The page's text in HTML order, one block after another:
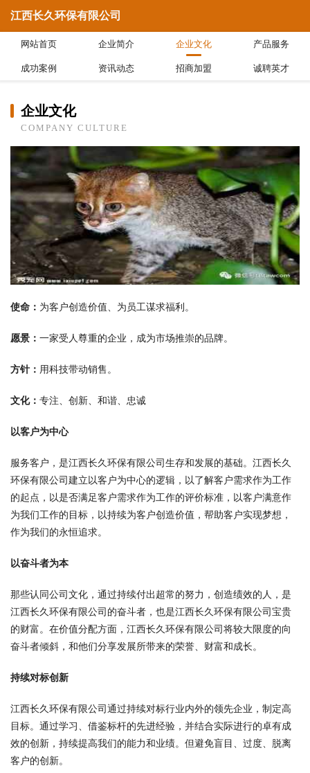
江西长久环保有限公司
网站首页 企业简介 企业文化 产品服务
成功案例 资讯动态 招商加盟 诚聘英才
企业文化
COMPANY CULTURE
使命： 为客户创造价值、为员工谋求福利。
愿景： 一家受人尊重的企业，成为市场推崇的品牌。
方针： 用科技带动销售。
文化： 专注、创新、和谐、忠诚
以客户为中心
服务客户，是江西长久环保有限公司生存和发展的基础。江西长久
环保有限公司建立以客户为中心的逻辑，以了解客户需求作为工作
的起点，以是否满足客户需求作为工作的评价标准，以客户满意作
为我们工作的目标，以持续为客户创造价值，帮助客户实现梦想，
作为我们的永恒追求。
以奋斗者为本
那些认同公司文化，通过持续付出超常的努力，创造绩效的人，是
江西长久环保有限公司的奋斗者，也是江西长久环保有限公司宝贵
的财富。在价值分配方面，江西长久环保有限公司将较大限度的向
奋斗者倾斜，和他们分享发展所带来的荣誉、财富和成长。
持续对标创新
江西长久环保有限公司通过持续对标行业内外的领先企业，制定高
目标。通过学习、借鉴标杆的先进经验，并结合实际进行的卓有成
效的创新，持续提高我们的能力和业绩。但避免盲目、过度、脱离
客户的创新。